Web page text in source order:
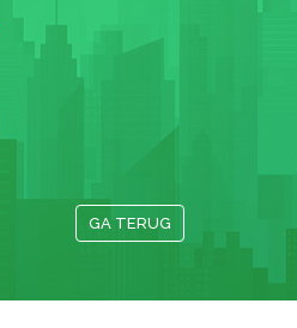
GA TERUG